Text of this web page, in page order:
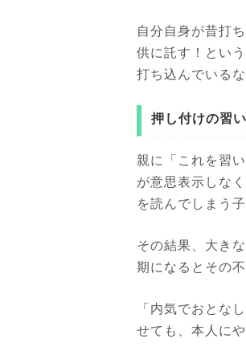
自分自身が昔打
供に託す！とい
打ち込んでいる
押し付けの習
親に「これを習
が意思表示しな
を読んでしまう
その結果、大き
期になるとその
「内気でおとな
せても、本人に